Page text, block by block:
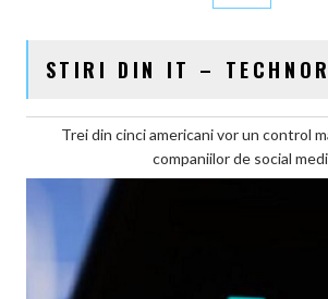
STIRI DIN IT –
Trei din cinci americani vor un control
companiilor de social